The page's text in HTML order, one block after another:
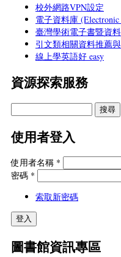
校外網路VPN設定
電子資料庫 (Electronic
臺灣學術電子書暨資
引文類相關資料推薦
線上學英語好 easy
資源探索服務
使用者登入
使用者名稱 *
密碼 *
索取新密碼
圖書館資訊專區